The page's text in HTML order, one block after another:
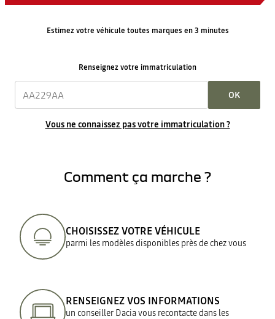
Estimez votre véhicule toutes marques en 3 minutes
Renseignez votre immatriculation
OK
Vous ne connaissez pas votre immatriculation ?
Comment ça marche ?
CHOISISSEZ VOTRE VÉHICULE
parmi les modèles disponibles près de chez vous
RENSEIGNEZ VOS INFORMATIONS
un conseiller Dacia vous recontacte dans les